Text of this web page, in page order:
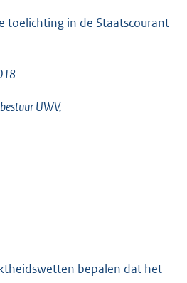
toelichting in de Staatscourant
UWV,
bepalen dat het